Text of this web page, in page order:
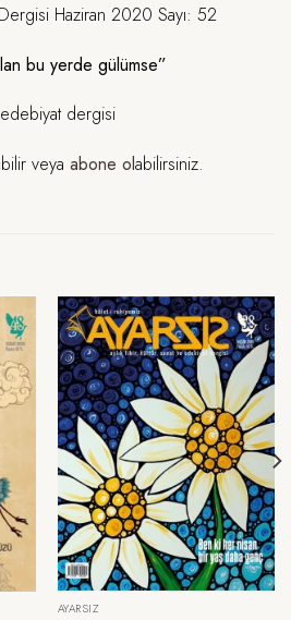
Haziran 2020 Sayı: 52
bu yerde gülümse”
dergisi
veya abone olabilirsiniz.
AYARSIZ